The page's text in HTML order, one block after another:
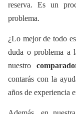
reserva. Es un
problema.
¿Lo mejor de todo
duda o problema a
nuestro
contarás con la
años de experiencia